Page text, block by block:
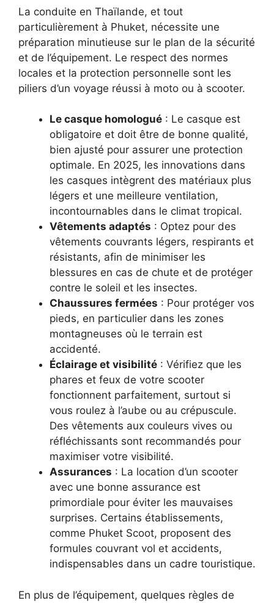
La conduite en Thaïlande, et tout
particulièrement à Phuket, nécessite une
préparation minutieuse sur le plan de la sécurité
et de l’équipement. Le respect des normes
locales et la protection personnelle sont les
piliers d’un voyage réussi à moto ou à scooter.
Le casque homologué : Le casque est
obligatoire et doit être de bonne qualité,
bien ajusté pour assurer une protection
optimale. En 2025, les innovations dans
les casques intègrent des matériaux plus
légers et une meilleure ventilation,
incontournables dans le climat tropical.
Vêtements adaptés : Optez pour des
vêtements couvrants légers, respirants et
résistants, afin de minimiser les
blessures en cas de chute et de protéger
contre le soleil et les insectes.
Chaussures fermées : Pour protéger vos
pieds, en particulier dans les zones
montagneuses où le terrain est
accidenté.
Éclairage et visibilité : Vérifiez que les
phares et feux de votre scooter
fonctionnent parfaitement, surtout si
vous roulez à l’aube ou au crépuscule.
Des vêtements aux couleurs vives ou
réfléchissants sont recommandés pour
maximiser votre visibilité.
Assurances : La location d’un scooter
avec une bonne assurance est
primordiale pour éviter les mauvaises
surprises. Certains établissements,
comme Phuket Scoot, proposent des
formules couvrant vol et accidents,
indispensables dans un cadre touristique.
En plus de l’équipement, quelques règles de